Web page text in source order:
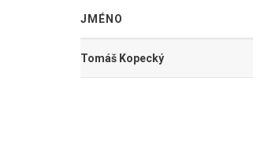
JMÉNO
Tomáš Kopecký